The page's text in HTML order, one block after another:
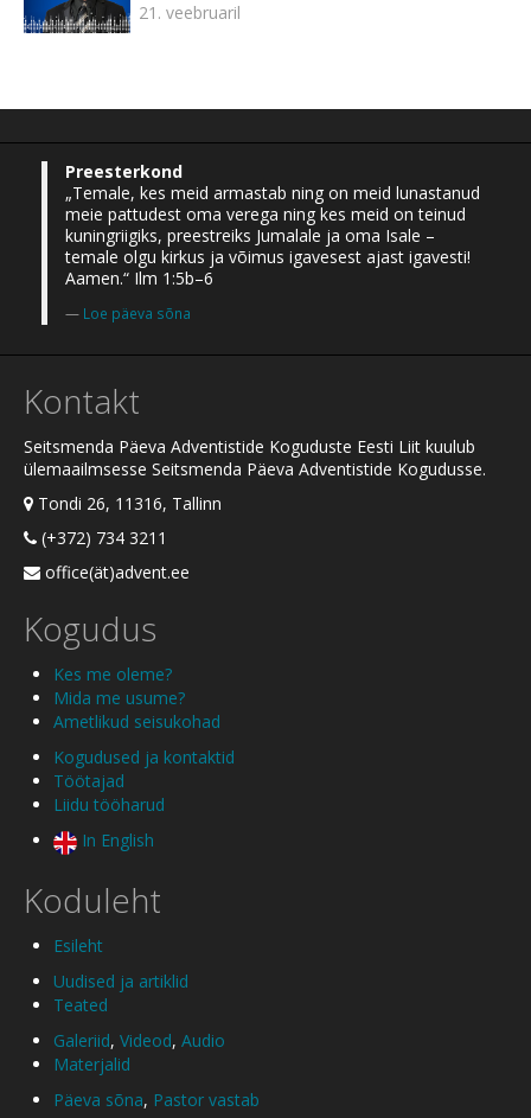
21. veebruaril
Preesterkond
„Temale, kes meid armastab ning on meid lunastanud
meie pattudest oma verega ning kes meid on teinud
kuningriigiks, preestreiks Jumalale ja oma Isale –
temale olgu kirkus ja võimus igavesest ajast igavesti!
Aamen.“ Ilm 1:5b–6
Loe päeva sõna
Kontakt
Seitsmenda Päeva Adventistide Koguduste Eesti Liit kuulub
ülemaailmsesse Seitsmenda Päeva Adventistide Kogudusse.
Tondi 26, 11316, Tallinn
(+372) 734 3211
office(ät)advent.ee
Kogudus
Kes me oleme?
Mida me usume?
Ametlikud seisukohad
Kogudused ja kontaktid
Töötajad
Liidu tööharud
In English
Koduleht
Esileht
Uudised ja artiklid
Teated
Galeriid, Videod, Audio
Materjalid
Päeva sõna, Pastor vastab